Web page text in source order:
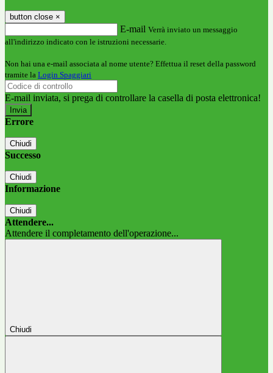
button close ×
E-mail Verrà inviato un messaggio
all'indirizzo indicato con le istruzioni necessarie.
Non hai una e-mail associata al nome utente? Effettua il reset della password
tramite la Login Spaggiari
E-mail inviata, si prega di controllare la casella di posta elettronica!
Errore
Chiudi
Successo
Chiudi
Informazione
Chiudi
Attendere...
Attendere il completamento dell'operazione...
Chiudi